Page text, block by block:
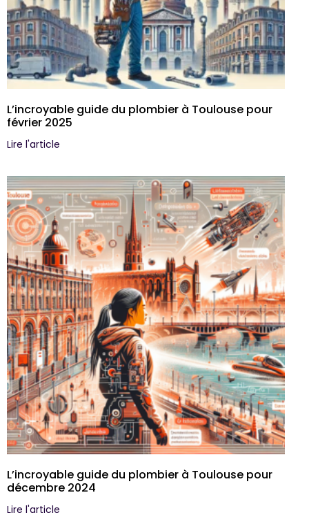
L’incroyable guide du plombier à Toulouse pour
février 2025
Lire l'article
L’incroyable guide du plombier à Toulouse pour
décembre 2024
Lire l'article